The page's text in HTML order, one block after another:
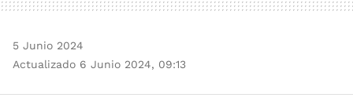
5 Junio 2024
Actualizado 6 Junio 2024, 09:13